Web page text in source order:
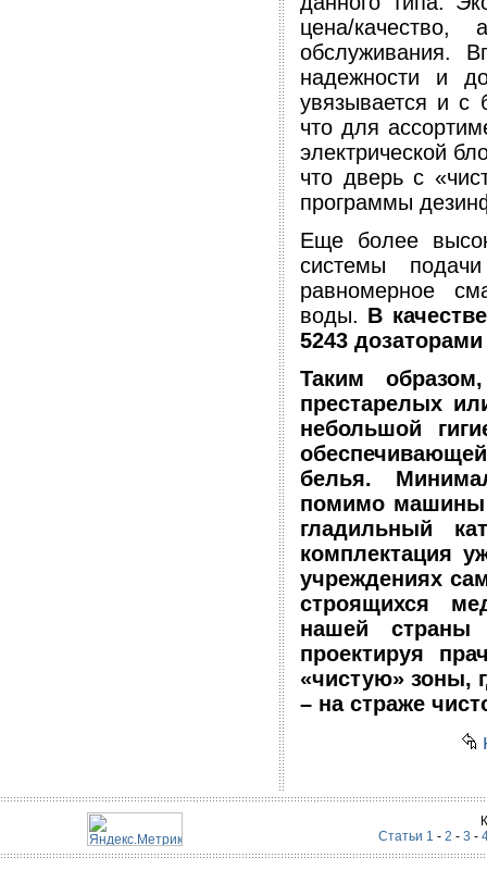
цена/
обслуживания.
надежности и
увязывается и с
что для
электрической
что дверь с
программы
Еще более
системы
равномерное
воды. В
5243
Таким
престарелых
небольшой
белья.
помимо машины
гладильный
комплектация
учреждениях
строящихся
нашей страны
проектируя
«чистую» зоны,
– на страже
Статьи 1 - 2 - 3 -